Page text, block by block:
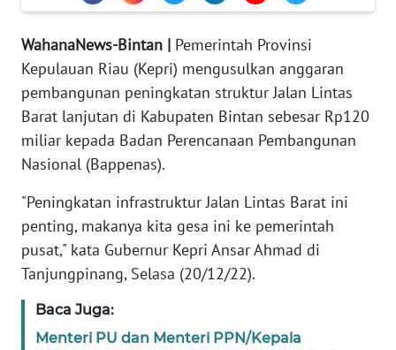
WahanaNews-Bintan | Pemerintah Provinsi
Kepulauan Riau (Kepri) mengusulkan anggaran
pembangunan peningkatan struktur Jalan Lintas
Barat lanjutan di Kabupaten Bintan sebesar Rp120
miliar kepada Badan Perencanaan Pembangunan
Nasional (Bappenas).
"Peningkatan infrastruktur Jalan Lintas Barat ini
penting, makanya kita gesa ini ke pemerintah
pusat," kata Gubernur Kepri Ansar Ahmad di
Tanjungpinang, Selasa (20/12/22).
Baca Juga:
Menteri PU dan Menteri PPN/Kepala
INFO
TENTANG
KAMI
PEDOMAN
MEDIA
REDAKSI
KARIR
DISCLAIMER